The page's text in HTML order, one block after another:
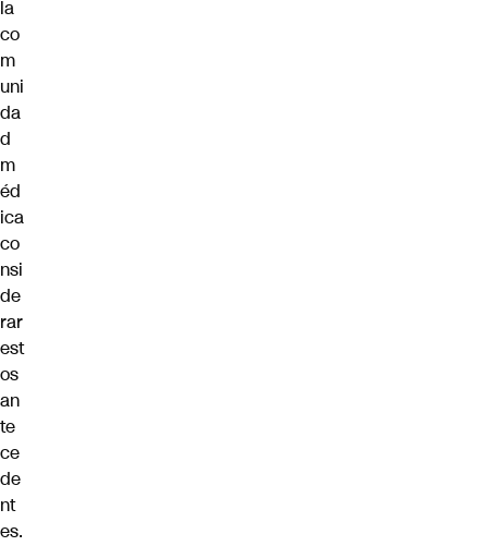
la
co
m
uni
da
d
m
éd
ica
co
nsi
de
rar
est
os
an
te
ce
de
nt
es.